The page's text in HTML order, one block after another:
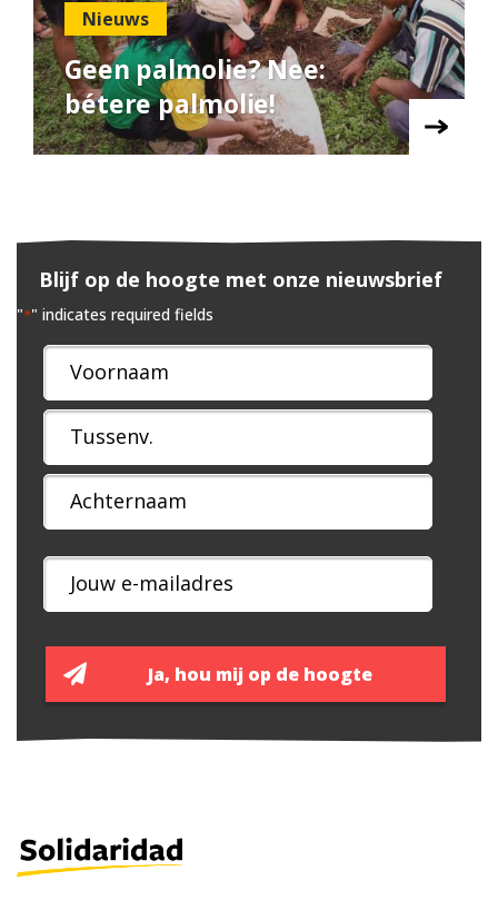
Nieuws
Geen palmolie? Nee:
bétere palmolie!
Blijf op de hoogte met onze nieuwsbrief
"*" indicates required fields
Naam
*